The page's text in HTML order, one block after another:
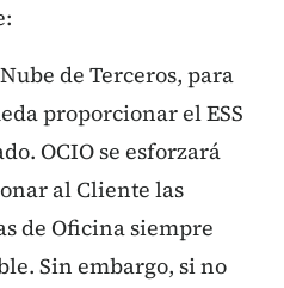
de Terceros, para
proporcionar el ESS
OCIO se esforzará
al Cliente las
de Oficina siempre
Sin embargo, si no